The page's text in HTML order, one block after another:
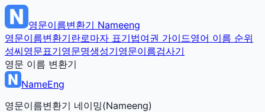
영문이름변환기 Nameeng
영문이름변환기란로마자 표기법여권 가이드영어 이름 순위
성씨영문표기영문명생성기영문이름검사기
영문 이름 변환기
NameEng
영문이름변환기 네이밍(Nameeng)